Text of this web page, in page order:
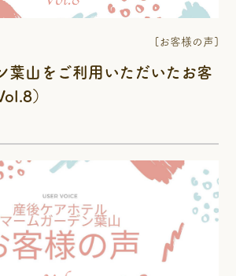
[お客様の声]
葉山をご利用いただいたお客
）